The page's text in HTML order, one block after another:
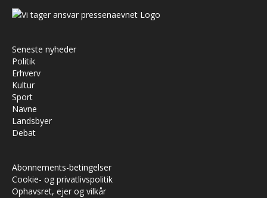
Seneste nyheder
Politik
Erhverv
Kultur
Sport
Navne
Landsbyer
Debat
Abonnements-betingelser
Cookie- og privatlivspolitik
Ophavsret, ejer og vilkår